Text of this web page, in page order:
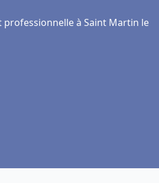
à Saint Martin le